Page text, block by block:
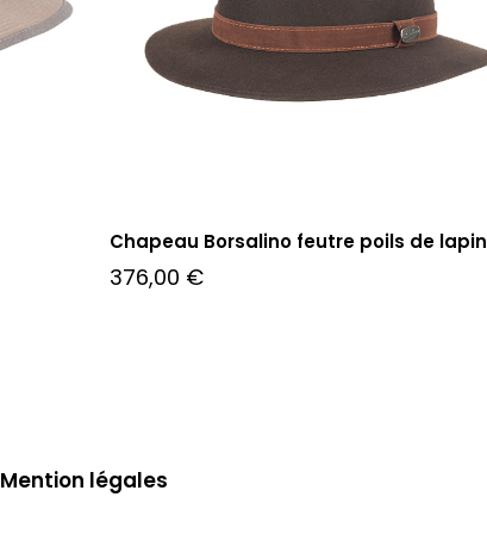
Chapeau Borsalino feutre poils de lapin
376,00 €
Mention légales